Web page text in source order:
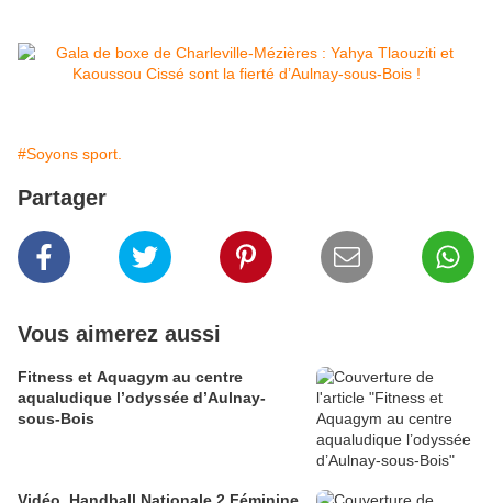
#Soyons sport.
Partager
Vous aimerez aussi
Fitness et Aquagym au centre
aqualudique l’odyssée d’Aulnay-
sous-Bois
Vidéo. Handball Nationale 2 Féminine